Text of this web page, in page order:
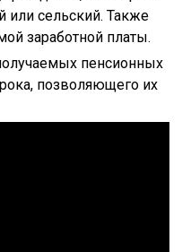
или сельский. Также
заработной платы.
пенсионных
позволяющего их